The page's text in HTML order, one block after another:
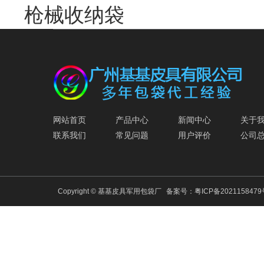
枪械收纳袋
网站首页 产品中心 新闻中心
关于
联系我们
常见问题 用户评价 公司
Copyright © 基基皮具军用包袋厂 备案号： 粤ICP备2021158479